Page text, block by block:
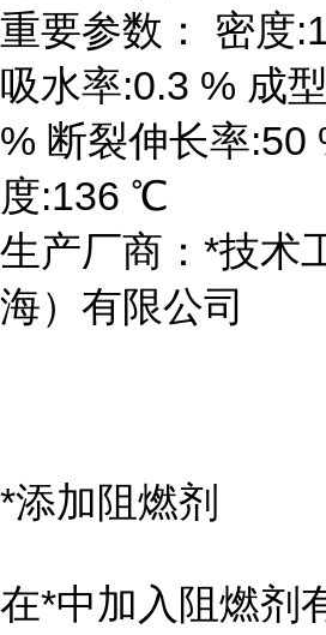
重要参数： 密度
吸水率:0.3 % 成
% 断裂伸长率:50
度:136 ℃
生产厂商：*技术
海）有限公司
*添加阻燃剂
在*中加入阻燃剂